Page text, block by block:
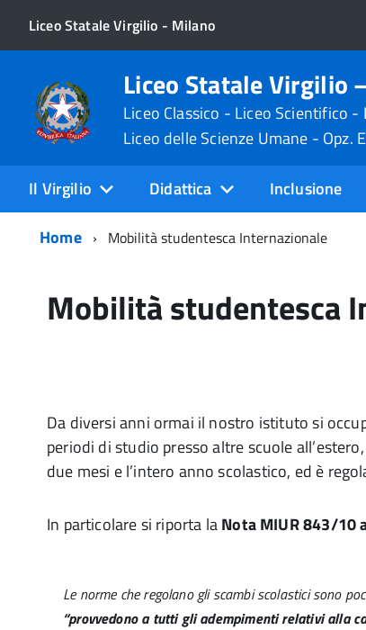
Liceo Statale Virgilio - Milano
Liceo Statale Virgilio
Liceo Classico - Liceo Scientifico
Liceo delle Scienze Umane - Opz.
Il Virgilio Didattica Inclusione
Home
Mobilità studentesca Internazionale
Mobilità studentesca
Da diversi anni ormai il nostro istituto si
periodi di studio presso altre scuole
due mesi e l’intero anno scolastico, ed è
In particolare si riporta laNota MIUR 843/10
Le norme che regolano gli scambi scolastici sono
“provvedono a tutti gli adempimenti relativi alla